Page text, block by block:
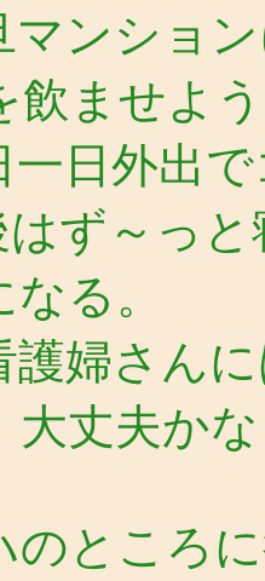
マンショ
飲ませよ
一日外出
はず～っ
る。
護婦さん
大丈夫か
のところ